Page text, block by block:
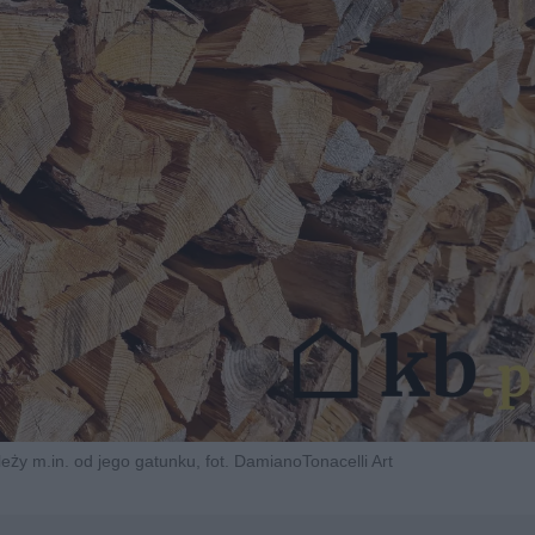
m.in. od jego gatunku, fot. DamianoTonacelli Art